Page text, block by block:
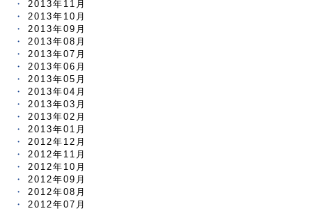
2013年11月
2013年10月
2013年09月
2013年08月
2013年07月
2013年06月
2013年05月
2013年04月
2013年03月
2013年02月
2013年01月
2012年12月
2012年11月
2012年10月
2012年09月
2012年08月
2012年07月